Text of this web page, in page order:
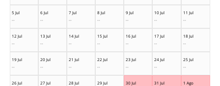
5 Jul
--
6 Jul
--
7 Jul
--
8 Jul
--
9 Jul
--
10 Jul
--
11 Jul
--
12 Jul
--
13 Jul
--
14 Jul
--
15 Jul
--
16 Jul
--
17 Jul
--
18 Jul
--
19 Jul
--
20 Jul
--
21 Jul
--
22 Jul
--
23 Jul
--
24 Jul
--
25 Jul
--
26 Jul
27 Jul
28 Jul
29 Jul
30 Jul
31 Jul
1 Ago